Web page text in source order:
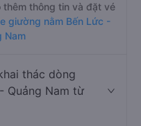
thêm thông tin và đặt vé
giường nằm Bến Lức -
Nam
thác dòng
Quảng Nam từ